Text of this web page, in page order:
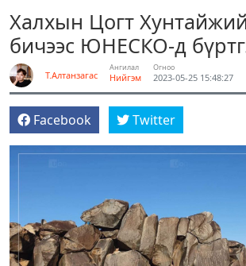
Халхын Цогт
бичээс ЮНЕСКО-д
Т.Алтанзагас
Ангилал
Нийгэм
Огноо
2023-05-25 15:48:27
Facebook Twitter